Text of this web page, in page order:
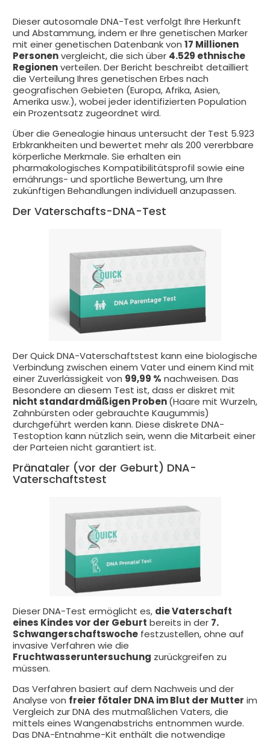
Dieser autosomale DNA-Test verfolgt Ihre Herkunft
und Abstammung, indem er Ihre genetischen Marker
mit einer genetischen Datenbank von 17 Millionen
Personenvergleicht, die sich über 4.529 ethnische
Regionenverteilen. Der Bericht beschreibt detailliert
die Verteilung Ihres genetischen Erbes nach
geografischen Gebieten (Europa, Afrika, Asien,
Amerika usw.), wobei jeder identifizierten Population
ein Prozentsatz zugeordnet wird.
Über die Genealogie hinaus untersucht der Test 5.923
Erbkrankheiten und bewertet mehr als 200 vererbbare
körperliche Merkmale. Sie erhalten ein
pharmakologisches Kompatibilitätsprofil sowie eine
ernährungs- und sportliche Bewertung, um Ihre
zukünftigen Behandlungen individuell anzupassen.
Der Vaterschafts-DNA-Test
Der Quick DNA-Vaterschaftstest kann eine biologische
Verbindung zwischen einem Vater und einem Kind mit
einer Zuverlässigkeit von 99,99 % nachweisen. Das
Besondere an diesem Test ist, dass er diskret mit
nicht standardmäßigen Proben(Haare mit Wurzeln,
Zahnbürsten oder gebrauchte Kaugummis)
durchgeführt werden kann. Diese diskrete DNA-
Testoption kann nützlich sein, wenn die Mitarbeit einer
der Parteien nicht garantiert ist.
Pränataler (vor der Geburt) DNA-
Vaterschaftstest
Dieser DNA-Test ermöglicht es, die Vaterschaft
eines Kindes vor der Geburt bereits in der 7.
Schwangerschaftswoche festzustellen, ohne auf
invasive Verfahren wie die
Fruchtwasseruntersuchung zurückgreifen zu
müssen.
Das Verfahren basiert auf dem Nachweis und der
Analyse von freier fötaler DNA im Blut der Mutter im
Vergleich zur DNA des mutmaßlichen Vaters, die
mittels eines Wangenabstrichs entnommen wurde.
Das DNA-Entnahme-Kit enthält die notwendige